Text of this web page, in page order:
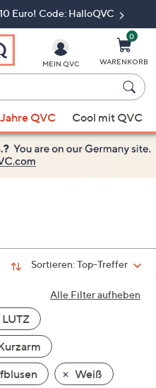
Euro! Code: HalloQVC
MEIN QVC
0
WARENKORB
QVC Cool mit QVC
Sortieren:Top-Treffer
Alle Filter aufheben
Weiß